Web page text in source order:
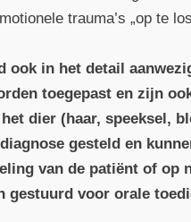
trauma’s „op te
in het detail
toegepast en zijn
dier (haar, speeksel,
gesteld en
van de patiënt of op
gestuurd voor orale